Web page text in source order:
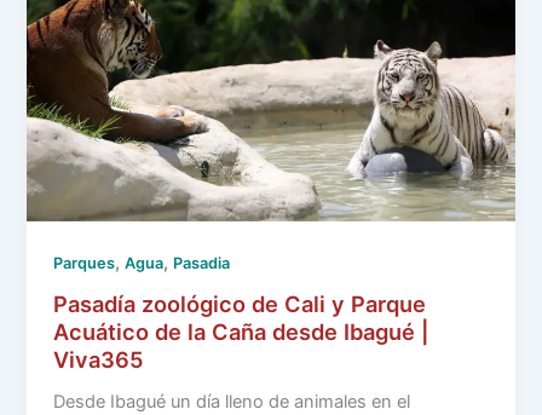
Parques,Agua, Pasadia
Pasadía zoológico de Cali y Parque
Acuático de la Caña desde Ibagué |
Viva365
Desde Ibagué un día lleno de animales en el